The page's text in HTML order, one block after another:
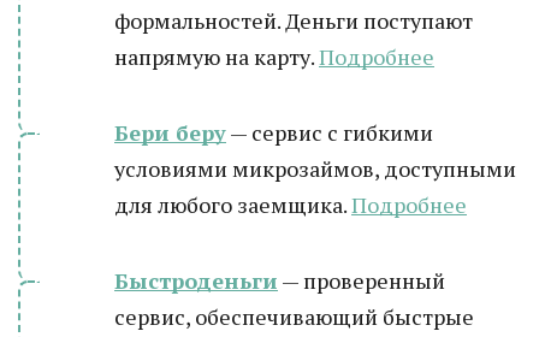
формальностей. Деньги поступают
напрямую на карту.Подробнее
Бери беру— сервис с гибкими
условиями микрозаймов, доступными
для любого заемщика.Подробнее
Быстроденьги — проверенный
сервис, обеспечивающий быстрые